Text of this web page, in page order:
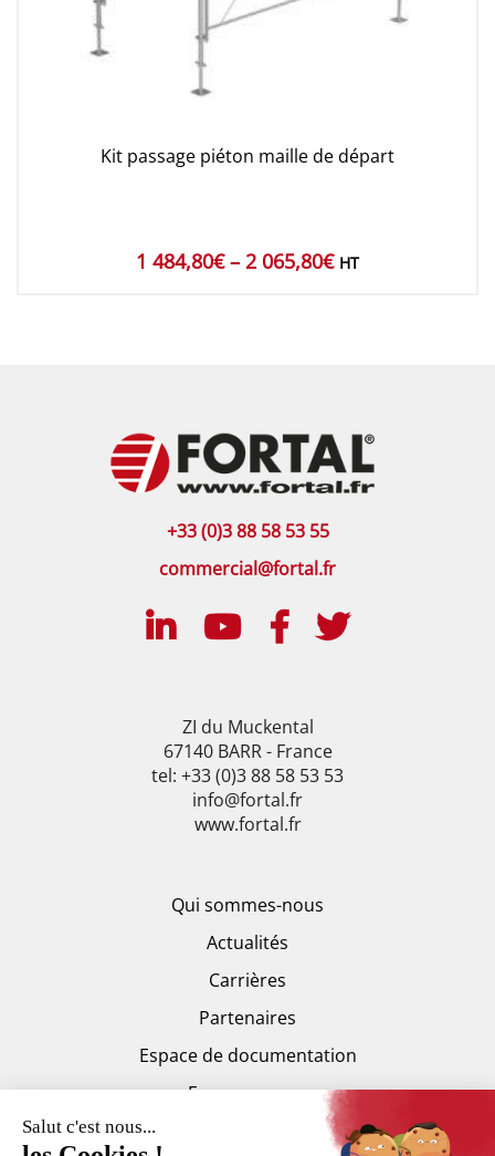
Kit passage piéton maille de départ
1 484,80€– 2 065,80€ HT
+33 (0)3 88 58 53 55
commercial@fortal.fr
ZI du Muckental
67140 BARR - France
tel: +33 (0)3 88 58 53 53
info@fortal.fr
www.fortal.fr
Qui sommes-nous
Actualités
Carrières
Partenaires
Espace de documentation
Espace presse